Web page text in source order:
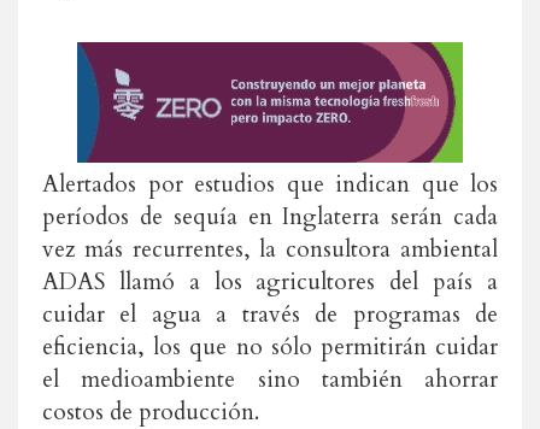
Alertados por estudios que indican que los
períodos de sequía en Inglaterra serán cada
vez más recurrentes, la consultora ambiental
ADAS llamó a los agricultores del país a
cuidar el agua a través de programas de
eficiencia, los que no sólo permitirán cuidar
el medioambiente sino también ahorrar
costos de producción.